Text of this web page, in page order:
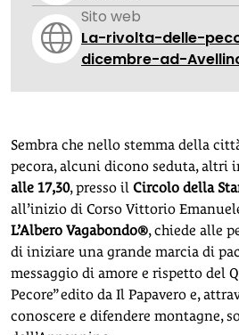
Sito web
La-rivolta-delle-
dicembre-ad-
Sembra che nello stemma della
pecora, alcuni dicono seduta, altri
alle 17,30, presso il Circolo della
all’inizio di Corso Vittorio
L’Albero Vagabondo®, chiede alle
di iniziare una grande marcia di
messaggio di amore e rispetto del
Pecore” edito da Il Papavero e,
conoscere e difendere montagne,